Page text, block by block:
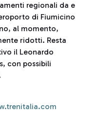
regionali da e
di Fiumicino
al momento,
ridotti. Resta
il Leonardo
con possibili